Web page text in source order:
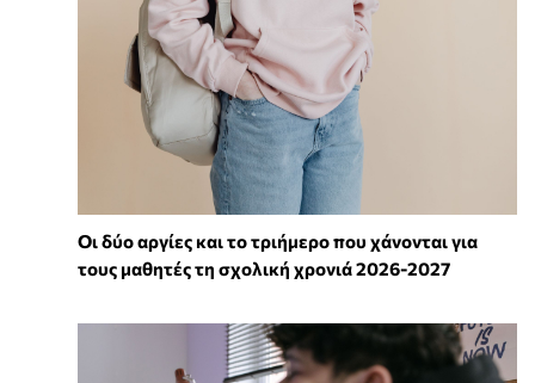
Οι δύο αργίες και το τριήμερο που χάνονται για
τους μαθητές τη σχολική χρονιά 2026-2027